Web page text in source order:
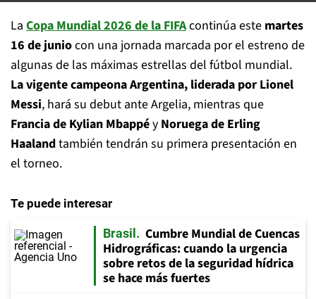
La Copa Mundial 2026 de la FIFAcontinúa este martes
16 de juniocon una jornada marcada por el estreno de
algunas de las máximas estrellas del fútbol mundial.
La vigente campeona Argentina, liderada por Lionel
Messi, hará su debut ante Argelia, mientras que
Francia de Kylian Mbappéy Noruega de Erling
Haalandtambién tendrán su primera presentación en
el torneo.
Te puede interesar
Brasil
Cumbre Mundial de Cuencas
Hidrográficas: cuando la urgencia
sobre retos de la seguridad hídrica
se hace más fuertes